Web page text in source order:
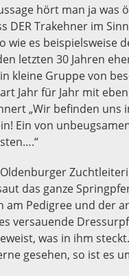
hört man ja
DER Trakehner im
es beispielsweise
letzten 30 Jahren
kleine Gruppe von
Jahr für Jahr mit
„Wir befinden uns
Ein von
das ganze
Pedigree und der
versauende
was in ihm
gesehen, so ist es